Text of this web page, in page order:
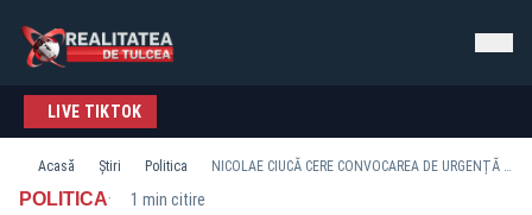
LIVE TIKTOK
Acasă Știri Politica NICOLAE CIUCĂ CERE CONVOCAREA DE URGENȚĂ A UNEI ȘEDINȚE COMUNE ÎN CAZUL NORDIS: ”ADEVĂRUL TREBUIE SĂ IASĂ LA LUMINĂ”
POLITICA· 1 min citire